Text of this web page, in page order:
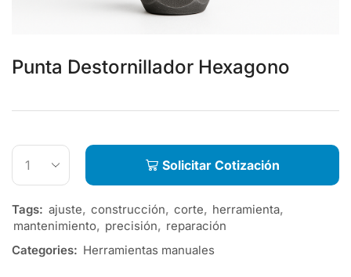
Punta Destornillador Hexagono
Solicitar Cotización
Tags: ajuste, construcción, corte, herramienta,
mantenimiento, precisión, reparación
Categories: Herramientas manuales